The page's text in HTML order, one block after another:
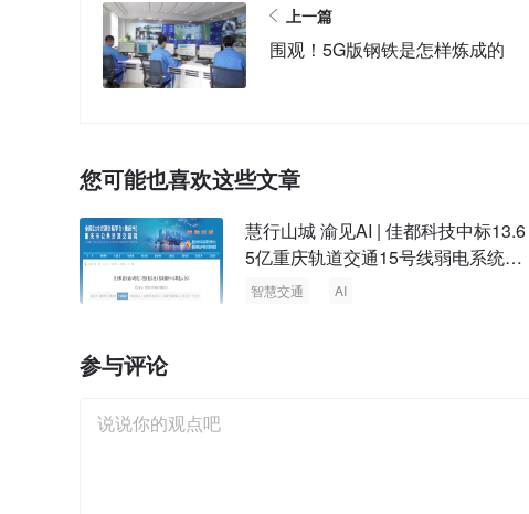
上一篇
围观！5G版钢铁是怎样炼成的
您可能也喜欢这些文章
慧行山城 渝见AI | 佳都科技中标13.6
5亿重庆轨道交通15号线弱电系统工
程项目
智慧交通 AI
参与评论